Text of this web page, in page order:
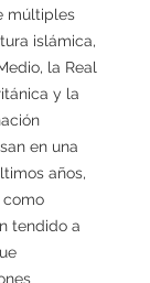
múltiples
islámica,
la Real
y la
en una
años,
como
tendido a